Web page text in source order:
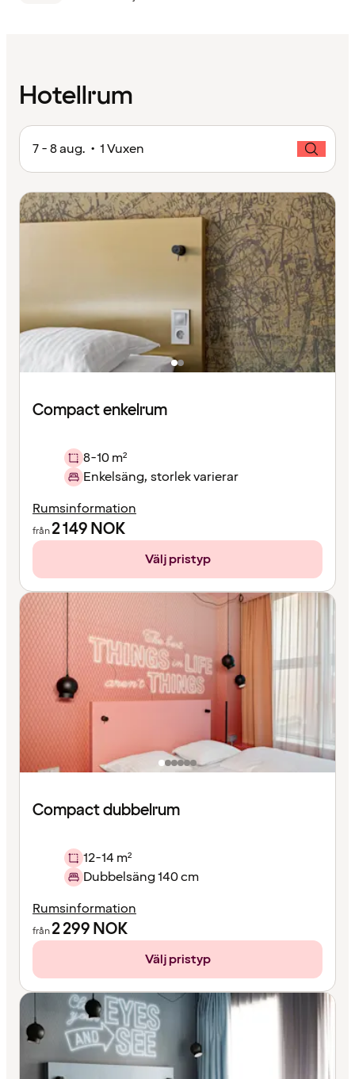
Hotellrum
7 - 8 aug. • 1 Vuxen
Compact enkelrum
8-10 m²
Enkelsäng, storlek varierar
Rumsinformation
från2 149NOK
Välj pristyp
Compact dubbelrum
12-14 m²
Dubbelsäng 140 cm
Rumsinformation
från2 299NOK
Välj pristyp